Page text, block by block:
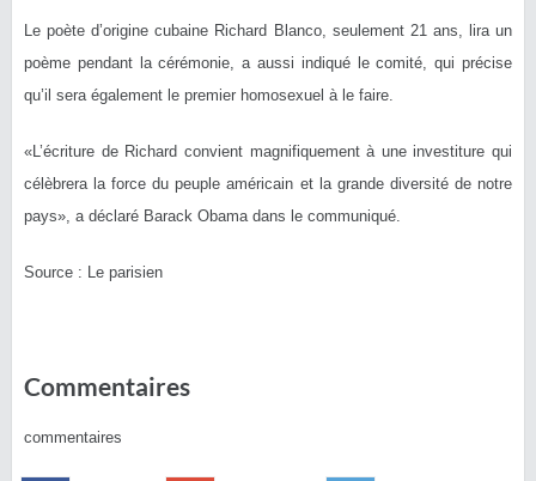
Le poète d’origine cubaine Richard Blanco, seulement 21 ans, lira un
poème pendant la cérémonie, a aussi indiqué le comité, qui précise
qu’il sera également le premier homosexuel à le faire.
«L’écriture de Richard convient magnifiquement à une investiture qui
célèbrera la force du peuple américain et la grande diversité de notre
pays», a déclaré Barack Obama dans le communiqué.
Source : Le parisien
Commentaires
commentaires